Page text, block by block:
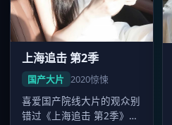
上海追击 第2季
国产大片 2020惊悚
喜爱国产院线大片的观众别
错过《上海追击 第2季》